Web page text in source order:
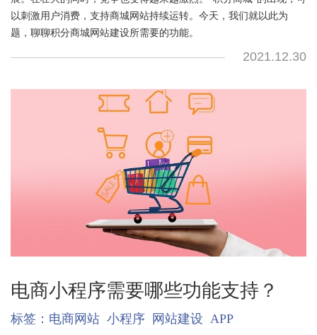
以刺激用户消费，支持商城网站持续运转。今天，我们就以此为
题，聊聊积分商城网站建设所需要的功能。
2021.12.30
电商小程序需要哪些功能支持？
标签： 电商网站 小程序 网站建设 APP